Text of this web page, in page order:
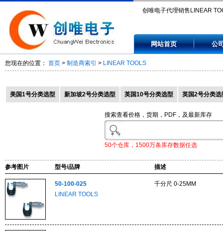
创唯电子代理销售LINEAR
013, 50-184-006, 50-200-
网站首页 公
您现在的位置： 首页 > 制造商索引 > LINEAR TOOLS
美国1号分类选型 新加坡2号分类选型 英国10号分类选型 英国2号分类选
搜索查看价格，货期，PDF，及最新库存
50个仓库，1500万条库存数据任选
参考图片 型号/品牌 描述
50-100-025
LINEAR TOOLS
千分尺 0-25MM